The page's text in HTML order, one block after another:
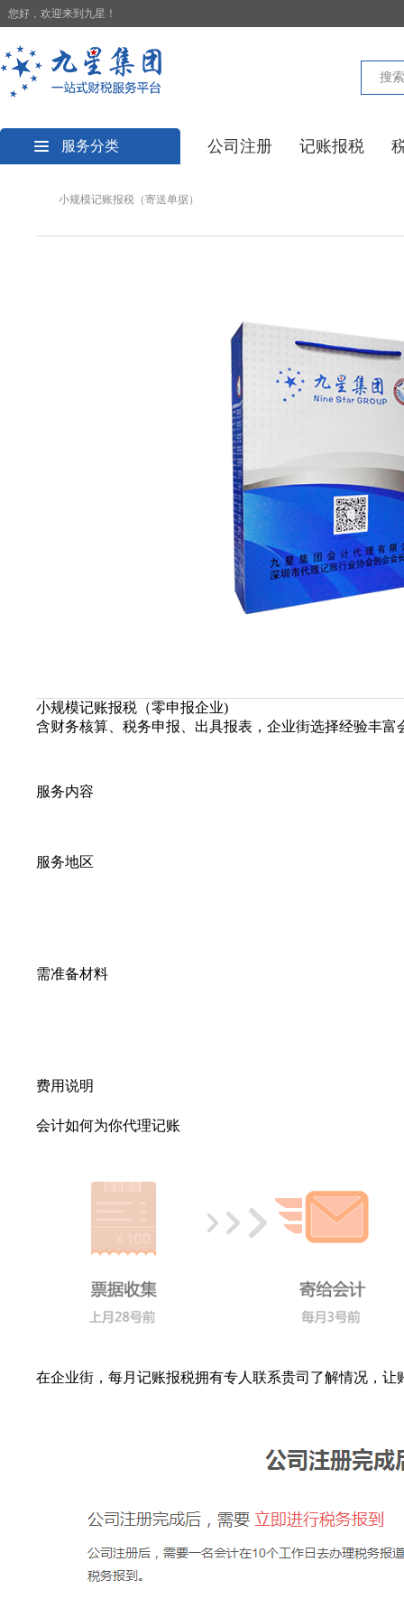
您好，欢迎来到九星！
服务分类 公司注册 记账报税
小规模记账报税（寄送单据）
小规模记账报税（零申报企业)
含财务核算、税务申报、出具报表，企业街选择经验丰富
服务内容
服务地区
需准备材料
费用说明
会计如何为你代理记账
在企业街，每月记账报税拥有专人联系贵司了解情况，让